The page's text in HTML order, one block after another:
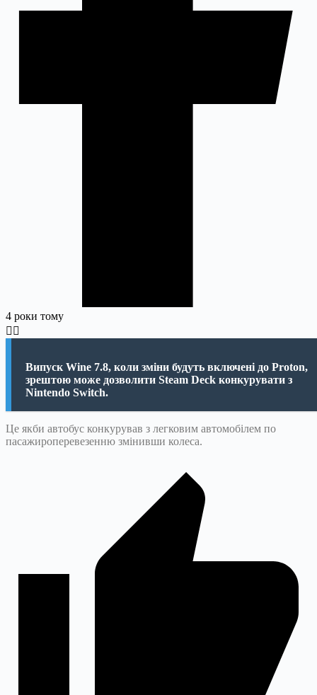
4 роки тому
Випуск Wine 7.8, коли зміни будуть включені до Proton,
зрештою може дозволити Steam Deck конкурувати з
Nintendo Switch.
Це якби автобус конкурував з легковим автомобілем по
пасажироперевезенню змінивши колеса.